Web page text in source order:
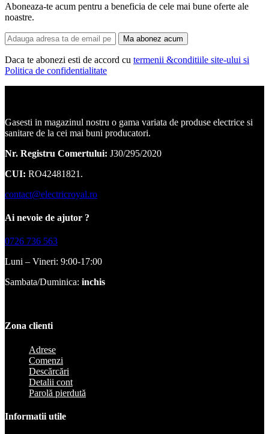
Aboneaza-te acum pentru a beneficia de cele mai bune oferte ale
noastre.
Ma abonez acum
Daca te abonezi esti de accord cu termenii &conditiile site-ului si
Politica de confidentialitate
Gasesti in magazinul nostru o gama variata de produse electrice si
sanitare de la cei mai buni producatori.
Nr. Registru Comertului: J30/295/2020
CUI: RO42481821.
contact@electricroyal.ro
Ai nevoie de ajutor ?
0726 736 563
Luni – Vineri: 9:00-17:00
Sambata/Duminica: inchis
Zona clienti
Adrese
Comenzi
Descărcări
Detalii cont
Parolă pierdută
Informatii utile